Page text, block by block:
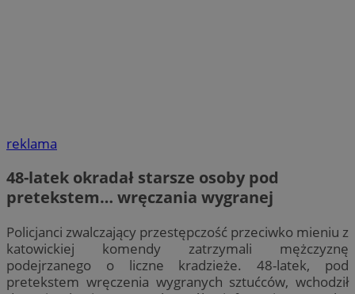
reklama
48-latek okradał starsze osoby pod
pretekstem… wręczania wygranej
Policjanci zwalczający przestępczość przeciwko mieniu z
katowickiej komendy zatrzymali mężczyznę
podejrzanego o liczne kradzieże. 48-latek, pod
pretekstem wręczenia wygranych sztućców, wchodził